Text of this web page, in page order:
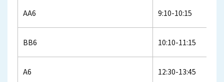
AA6 9:10-10:15
BB6 10:10-11:15
A6 12:30-13:45